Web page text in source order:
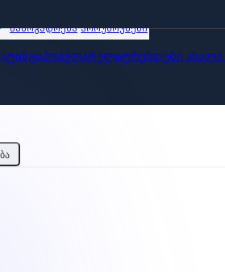
საზოგადოება პროუმოუშენი
პოპულარულიტრენდები ახალი